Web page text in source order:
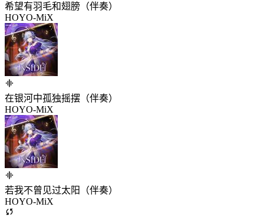
希望有羽毛和翅膀（伴奏）
HOYO-MiX
在银河中孤独摇摆（伴奏）
HOYO-MiX
若我不曾见过太阳（伴奏）
HOYO-MiX